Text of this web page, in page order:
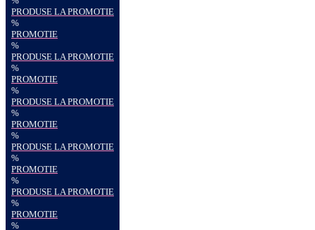
PRODUSE LA PROMOTIE
%
PROMOTIE
%
PRODUSE LA PROMOTIE
%
PROMOTIE
%
PRODUSE LA PROMOTIE
%
PROMOTIE
%
PRODUSE LA PROMOTIE
%
PROMOTIE
%
PRODUSE LA PROMOTIE
%
PROMOTIE
%